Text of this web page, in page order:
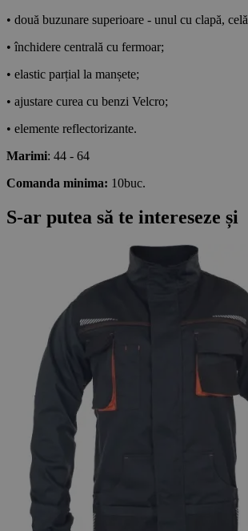
• două buzunare superioare - unul cu clapă,
• închidere centrală cu fermoar;
• elastic parțial la manșete;
• ajustare curea cu benzi Velcro;
• elemente reflectorizante.
Marimi: 44 - 64
Comanda minima: 10buc.
S-ar putea să te intereseze și